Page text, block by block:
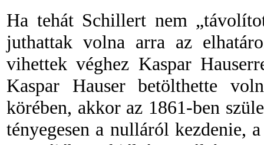
Ha tehát Schillert nem
juthattak volna arra az
vihettek véghez Kaspar
Kaspar Hauser betölthette
körében, akkor az 1861-ben
tényegesen a nulláról kezdenie,